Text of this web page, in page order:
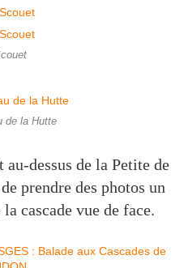
de la Hutte
dessus de la Petite de
prendre des photos un
cascade vue de face.